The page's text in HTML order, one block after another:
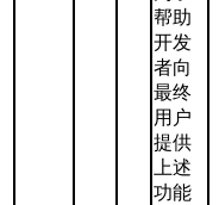
帮助
开发
者向
最终
用户
提供
上述
功能